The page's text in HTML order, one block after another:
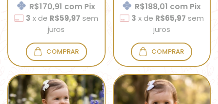
R$170,91 com Pix
3 x de R$59,97 sem
juros
COMPRAR
R$188,01 com Pix
3 x de R$65,97 sem
juros
COMPRAR